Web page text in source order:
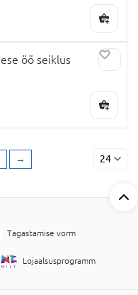
öö seiklus
→ 24
Tagastamise vorm
Lojaalsusprogramm